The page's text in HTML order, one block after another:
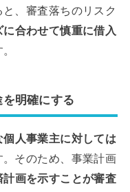
、審査落ちのリスク
合わせて慎重に借入
明確にする
人事業主に対しては
そのため、事業計画
画を示すことが審査